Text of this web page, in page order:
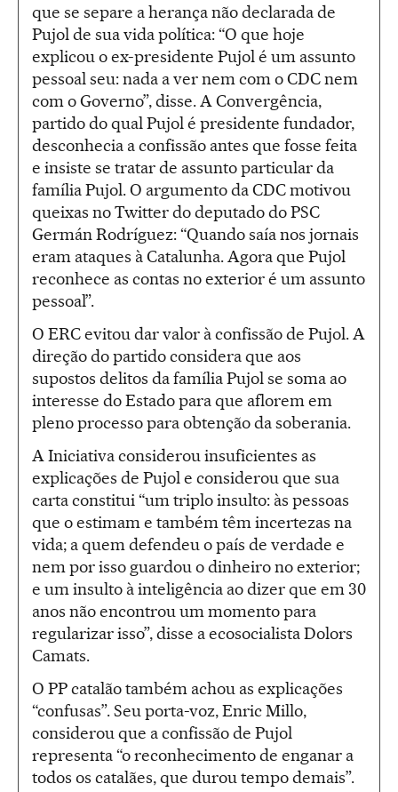
que se separe a herança não declarada de
Pujol de sua vida política: “O que hoje
explicou o ex-presidente Pujol é um assunto
pessoal seu: nada a ver nem com o CDC nem
com o Governo”, disse. A Convergência,
partido do qual Pujol é presidente fundador,
desconhecia a confissão antes que fosse feita
e insiste se tratar de assunto particular da
família Pujol. O argumento da CDC motivou
queixas no Twitter do deputado do PSC
Germán Rodríguez: “Quando saía nos jornais
eram ataques à Catalunha. Agora que Pujol
reconhece as contas no exterior é um assunto
pessoal”.
O ERC evitou dar valor à confissão de Pujol. A
direção do partido considera que aos
supostos delitos da família Pujol se soma ao
interesse do Estado para que aflorem em
pleno processo para obtenção da soberania.
A Iniciativa considerou insuficientes as
explicações de Pujol e considerou que sua
carta constitui “um triplo insulto: às pessoas
que o estimam e também têm incertezas na
vida; a quem defendeu o país de verdade e
nem por isso guardou o dinheiro no exterior;
e um insulto à inteligência ao dizer que em 30
anos não encontrou um momento para
regularizar isso”, disse a ecosocialista Dolors
Camats.
O PP catalão também achou as explicações
“confusas”. Seu porta-voz, Enric Millo,
considerou que a confissão de Pujol
representa “o reconhecimento de enganar a
todos os catalães, que durou tempo demais”.